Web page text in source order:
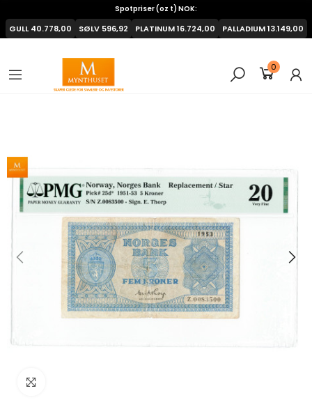
0
Spotpriser (oz t) NOK:
GULL40.778,00 SØLV 596,92 PLATINUM16.724,00 PALLADIUM13.149,00